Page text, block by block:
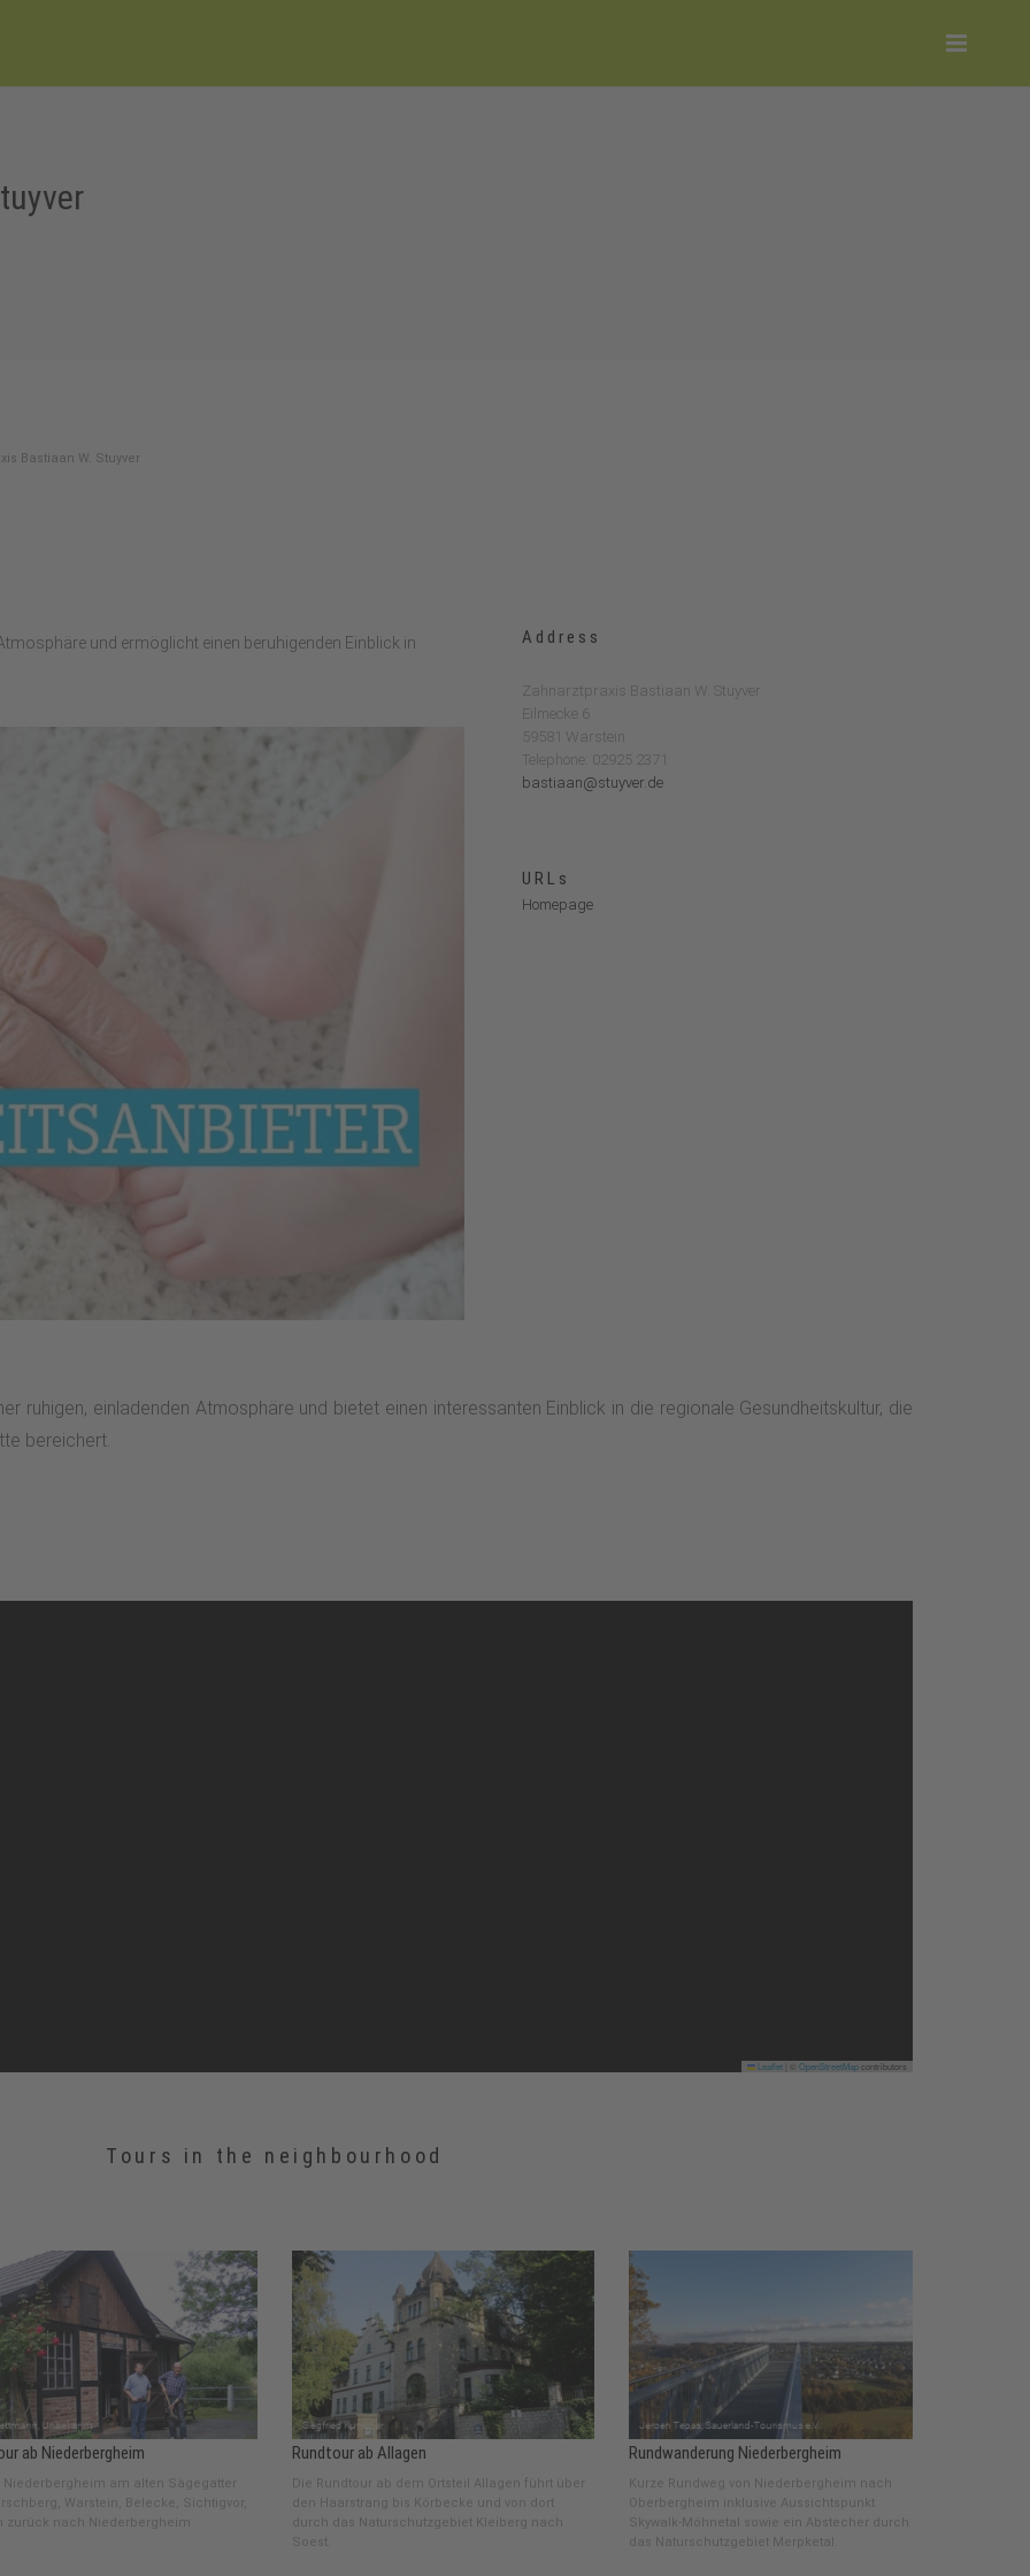
Bastiaan W. Stuyver
und ermöglicht einen beruhigenden Einblick in Address
Zahnarztpraxis Bastiaan W. Stuyver
Eilmecke 6
59581 Warstein
Telephone: 02925 2371
bastiaan@stuyver.de
URLs
Homepage
ruhigen, einladenden Atmosphäre und bietet einen interessanten Einblick in die regionale Gesundheitskultur, die
bereichert.
Leaflet OpenStreetMapcontributors
Tours in the neighbourhood
ab Niederbergheim
Niederbergheim am alten Sägegatter
Warstein, Belecke, Sichtigvor,
zurück nach Niederbergheim
Rundtour ab Allagen
Die Rundtour ab dem Ortsteil Allagen führt über
den Haarstrang bis Körbecke und von dort
durch das Naturschutzgebiet Kleiberg nach
Soest.
Rundwanderung Niederbergheim
Kurze Rundweg von Niederbergheim nach
Oberbergheim inklusive Aussichtspunkt
Skywalk-Möhnetal sowie ein Abstecher durch
das Naturschutzgebiet Merpketal.